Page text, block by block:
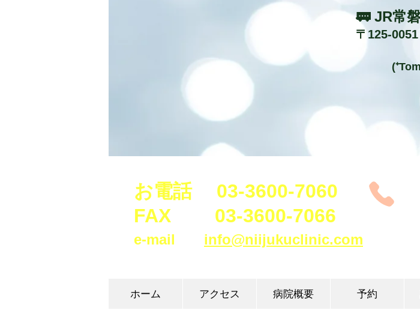
🚃 JR常
〒125-
(⁺Tomod's
お電話 03-3600-7060
​FAX 03-3600-7066​
e-mail info@niijukuclinic.com​
ホーム アクセス 病院概要 予約